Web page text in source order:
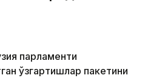
парламенти
ўзгартишлар пакетини